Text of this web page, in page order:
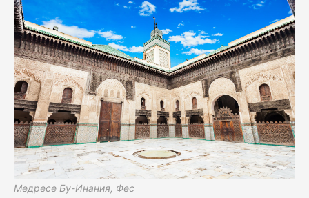
Медресе Бу-Инания, Фес